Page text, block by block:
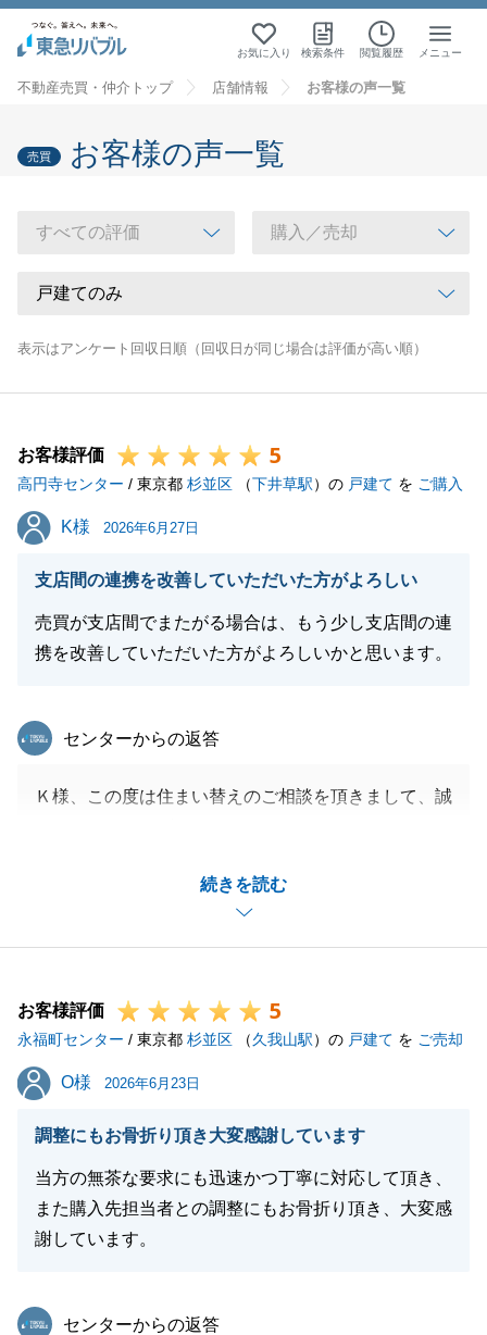
お気に入り 検索条件 閲覧履歴 メニュー
不動産売買・仲介トップ 店舗情報 お客様の声一覧
売買 お客様の声一覧
表示はアンケート回収日順（回収日が同じ場合は評価が高い順）
お客様評価 5
高円寺センター / 東京都 杉並区 （下井草駅）の 戸建て を ご購入
K様
K様 2026年6月27日
支店間の連携を改善していただいた方がよろしい
売買が支店間でまたがる場合は、もう少し支店間の連
携を改善していただいた方がよろしいかと思います。
続きを読む
東急リバブル
センターからの返答
Ｋ様、この度は住まい替えのご相談を頂きまして、誠
との事で、弊社の立替払い制度をご利用頂きました。
資金の実行まで様々な事があり、ご負担を掛けたと思
います。
ただ、無事にご新居のご決済が迎えられたこと、これ
もＫ様のご理解とご協力があったからこそです。
心より感謝申し上げます。
ありがとうございました。
この後はご自宅の決済手続きになります。
引き続き、宜しくお願い致します。
お客様評価 5
永福町センター / 東京都 杉並区 （久我山駅）の 戸建て を ご売却
O様
O様 2026年6月23日
調整にもお骨折り頂き大変感謝しています
当方の無茶な要求にも迅速かつ丁寧に対応して頂き、
また購入先担当者との調整にもお骨折り頂き、大変感
謝しています。
東急リバブル
センターからの返答